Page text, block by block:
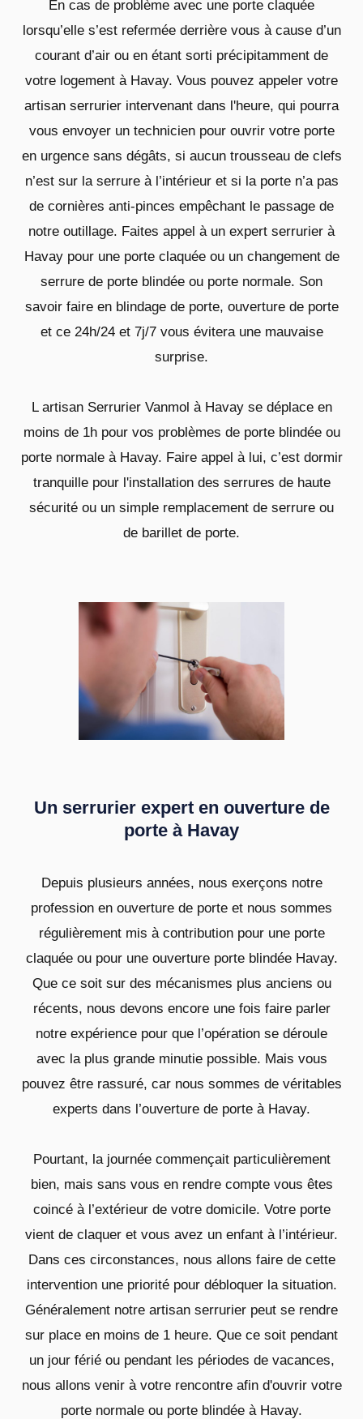
En cas de problème avec une porte claquée
lorsqu’elle s’est refermée derrière vous à cause d’un
courant d’air ou en étant sorti précipitamment de
votre logement à Havay. Vous pouvez appeler votre
artisan serrurier intervenant dans l'heure, qui pourra
vous envoyer un technicien pour ouvrir votre porte
en urgence sans dégâts, si aucun trousseau de clefs
n’est sur la serrure à l’intérieur et si la porte n’a pas
de cornières anti-pinces empêchant le passage de
notre outillage. Faites appel à un expert serrurier à
Havay pour une porte claquée ou un changement de
serrure de porte blindée ou porte normale. Son
savoir faire en blindage de porte, ouverture de porte
et ce 24h/24 et 7j/7 vous évitera une mauvaise
surprise.
L artisan Serrurier Vanmol à Havay se déplace en
moins de 1h pour vos problèmes de porte blindée ou
porte normale à Havay. Faire appel à lui, c’est dormir
tranquille pour l'installation des serrures de haute
sécurité ou un simple remplacement de serrure ou
de barillet de porte.
Un serrurier expert en ouverture de
porte à Havay
Depuis plusieurs années, nous exerçons notre
profession en ouverture de porte et nous sommes
régulièrement mis à contribution pour une porte
claquée ou pour une ouverture porte blindée Havay.
Que ce soit sur des mécanismes plus anciens ou
récents, nous devons encore une fois faire parler
notre expérience pour que l’opération se déroule
avec la plus grande minutie possible. Mais vous
pouvez être rassuré, car nous sommes de véritables
experts dans l’ouverture de porte à Havay.
Pourtant, la journée commençait particulièrement
bien, mais sans vous en rendre compte vous êtes
coincé à l’extérieur de votre domicile. Votre porte
vient de claquer et vous avez un enfant à l’intérieur.
Dans ces circonstances, nous allons faire de cette
intervention une priorité pour débloquer la situation.
Généralement notre artisan serrurier peut se rendre
sur place en moins de 1 heure. Que ce soit pendant
un jour férié ou pendant les périodes de vacances,
nous allons venir à votre rencontre afin d'ouvrir votre
porte normale ou porte blindée à Havay.